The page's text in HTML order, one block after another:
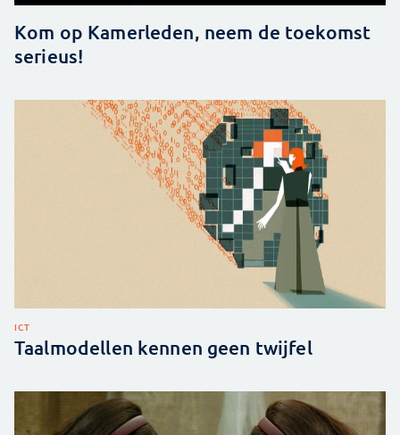
Kom op Kamerleden, neem de toekomst
serieus!
ICT
Taalmodellen kennen geen twijfel